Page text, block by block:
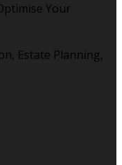
Your
Estate Planning,